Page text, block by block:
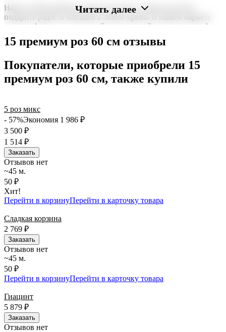
Наша служба работает круглосуточно, чтобы вы могли
подарить радость близким в любое время. В нашем маркете
можно оформить заказ онлайн с доставкой на дом или в офис
минут или день в день в удобный интервал. Если вам важно
вручить подарок ко времени, наш сервис доставки обеспечит
точность до минуты. Выбирайте, где купить и сколько стоит
Читать далее
15 премиум роз 60 см отзывы
Покупатели, которые приобрели 15
премиум роз 60 см, также купили
5 роз микс
- 57%Экономия 1 986 ₽
3 500 ₽
1 514 ₽
Заказать
Отзывов нет
~45 м.
50 ₽
Хит!
Перейти в корзинуПерейти в карточку товара
Сладкая корзина
2 769 ₽
Заказать
Отзывов нет
~45 м.
50 ₽
Перейти в корзинуПерейти в карточку товара
Гиацинт
5 879 ₽
Заказать
Отзывов нет